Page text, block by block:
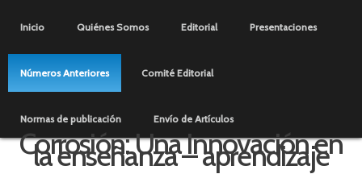
contenido
Menú principal
Inicio Quiénes Somos Editorial Presentaciones
Números Anteriores Comité Editorial
Normas de publicación Envío de Artículos
Corrosión: Una Innovación en
la enseñanza – aprendizaje